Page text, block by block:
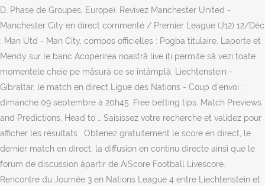
D, Phase de Groupes, Europe). Revivez Manchester United -
Manchester City en direct commenté / Premier League (J12) 12/Déc
: Man Utd - Man City, compos officielles : Pogba titulaire, Laporte et
Mendy sur le banc Acoperirea noastră live îți permite să vezi toate
momentele cheie pe măsură ce se întâmplă. Liechtenstein -
Gibraltar, le match en direct Ligue des Nations - Coup d'envoi :
dimanche 09 septembre à 20h45. Free betting tips, Match Previews
and Predictions, Head to … Saisissez votre recherche et validez pour
afficher les résultats . Obtenez gratuitement le score en direct, le
dernier match en direct, la diffusion en continu directe ainsi que le
forum de discussion àpartir de AiScore Football Livescore.
Rencontre du Journée 3 en Nations League 4 entre Liechtenstein et